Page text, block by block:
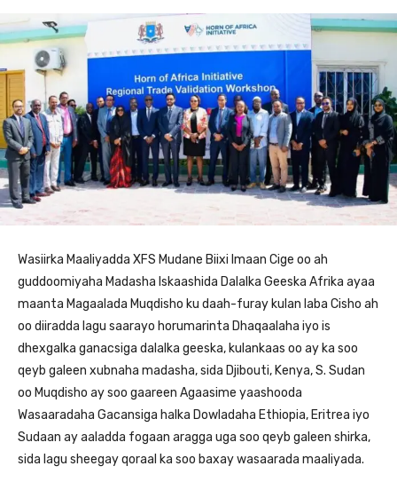
Wasiirka Maaliyadda XFS Mudane Biixi Imaan Cige oo ah
guddoomiyaha Madasha Iskaashida Dalalka Geeska Afrika ayaa
maanta Magaalada Muqdisho ku daah-furay kulan laba Cisho ah
oo diiradda lagu saarayo horumarinta Dhaqaalaha iyo is
dhexgalka ganacsiga dalalka geeska, kulankaas oo ay ka soo
qeyb galeen xubnaha madasha, sida Djibouti, Kenya, S. Sudan
oo Muqdisho ay soo gaareen Agaasime yaashooda
Wasaaradaha Gacansiga halka Dowladaha Ethiopia, Eritrea iyo
Sudaan ay aaladda fogaan aragga uga soo qeyb galeen shirka,
sida lagu sheegay qoraal ka soo baxay wasaarada maaliyada.